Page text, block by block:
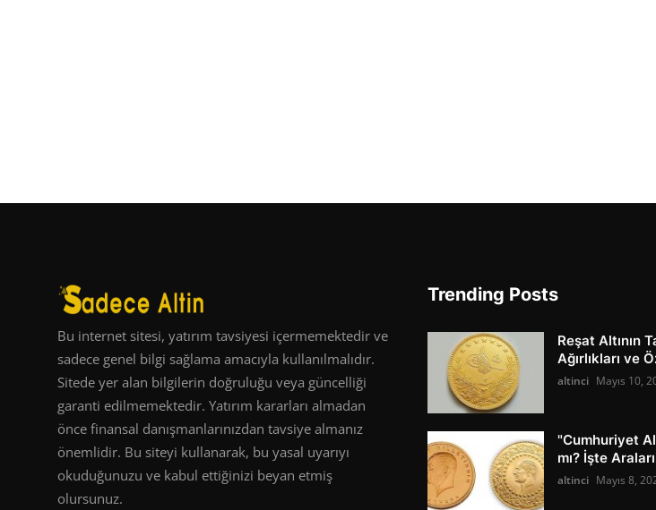
Bu internet sitesi, yatırım tavsiyesi içermemektedir ve
sadece genel bilgi sağlama amacıyla kullanılmalıdır.
Sitede yer alan bilgilerin doğruluğu veya güncelliği
garanti edilmemektedir. Yatırım kararları almadan
önce finansal danışmanlarınızdan tavsiye almanız
önemlidir. Bu siteyi kullanarak, bu yasal uyarıyı
okuduğunuzu ve kabul ettiğinizi beyan etmiş
olursunuz.
Trending Posts
Reşat Altının
Ağırlıkları ve
altinci Mayıs 10,
"Cumhuriyet
mı? İşte
altinci Mayıs 8,